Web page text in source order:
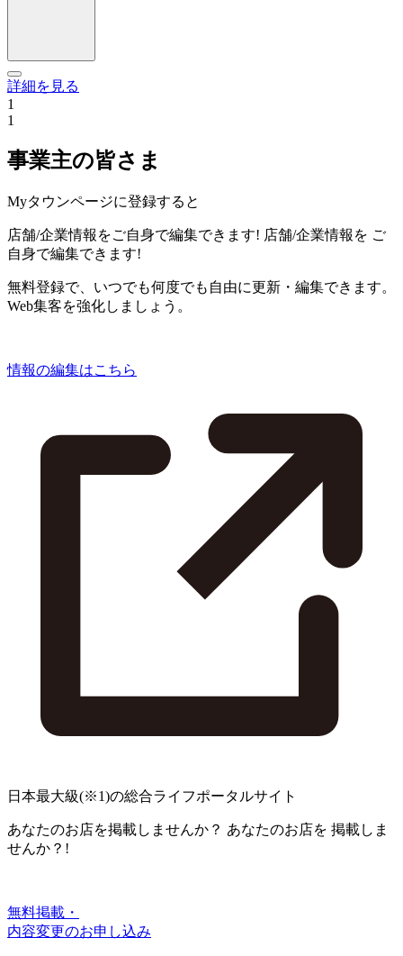
詳細を見る
1
1
事業主の皆さま
Myタウンページに登録すると
店舗/企業情報をご自身で編集できます! 店舗/企業情報を ご
自身で編集できます!
無料登録で、いつでも何度でも自由に更新・編集できます。
Web集客を強化しましょう。
情報の編集はこちら
日本最大級(※1)の総合ライフポータルサイト
あなたのお店を掲載しませんか？ あなたのお店を 掲載しま
せんか？!
無料掲載・
内容変更のお申し込み